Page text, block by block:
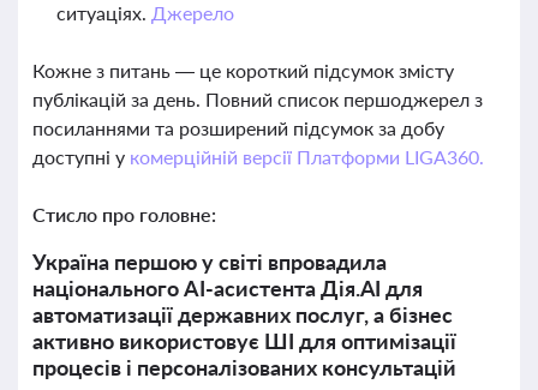
ситуаціях. Джерело
Кожне з питань — це короткий підсумок змісту
публікацій за день. Повний список першоджерел з
посиланнями та розширений підсумок за добу
доступні у комерційній версії Платформи LIGA360.
Стисло про головне:
Україна першою у світі впровадила
національного AI-асистента Дія.АІ для
автоматизації державних послуг, а бізнес
активно використовує ШІ для оптимізації
процесів і персоналізованих консультацій